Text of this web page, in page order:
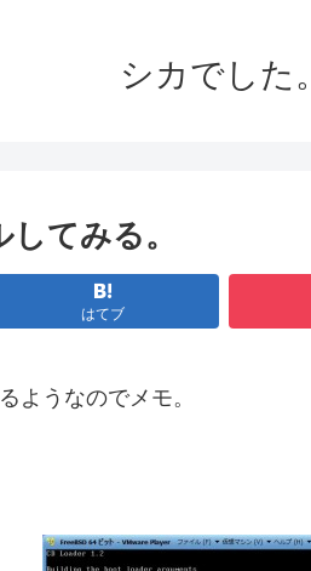
シカでした。
てみる。
はてブ
ようなのでメモ。